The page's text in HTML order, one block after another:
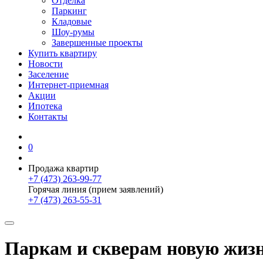
Паркинг
Кладовые
Шоу-румы
Завершенные проекты
Купить квартиру
Новости
Заселение
Интернет-приемная
Акции
Ипотека
Контакты
0
Продажа квартир
+7 (473) 263-99-77
Горячая линия (прием заявлений)
+7 (473) 263-55-31
Паркам и скверам новую